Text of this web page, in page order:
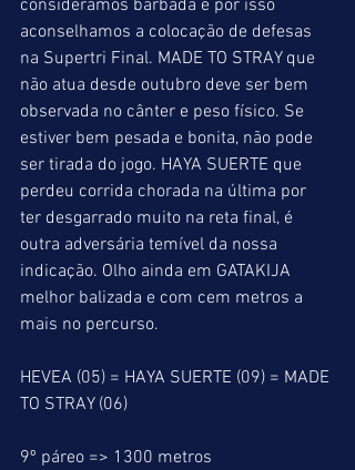
consideramos barbada e por isso
aconselhamos a colocação de defesas
na Supertri Final. MADE TO STRAY que
não atua desde outubro deve ser bem
observada no cânter e peso físico. Se
estiver bem pesada e bonita, não pode
ser tirada do jogo. HAYA SUERTE que
perdeu corrida chorada na última por
ter desgarrado muito na reta final, é
outra adversária temível da nossa
indicação. Olho ainda em GATAKIJA
melhor balizada e com cem metros a
mais no percurso.
HEVEA (05) = HAYA SUERTE (09) = MADE
TO STRAY (06)
9º páreo => 1300 metros